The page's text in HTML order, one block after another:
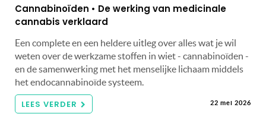
Cannabinoïden • De werking van medicinale
cannabis verklaard
Een complete en een heldere uitleg over alles wat je wil
weten over de werkzame stoffen in wiet - cannabinoïden -
en de samenwerking met het menselijke lichaam middels
het endocannabinoïde systeem.
LEES VERDER 22 mei 2026